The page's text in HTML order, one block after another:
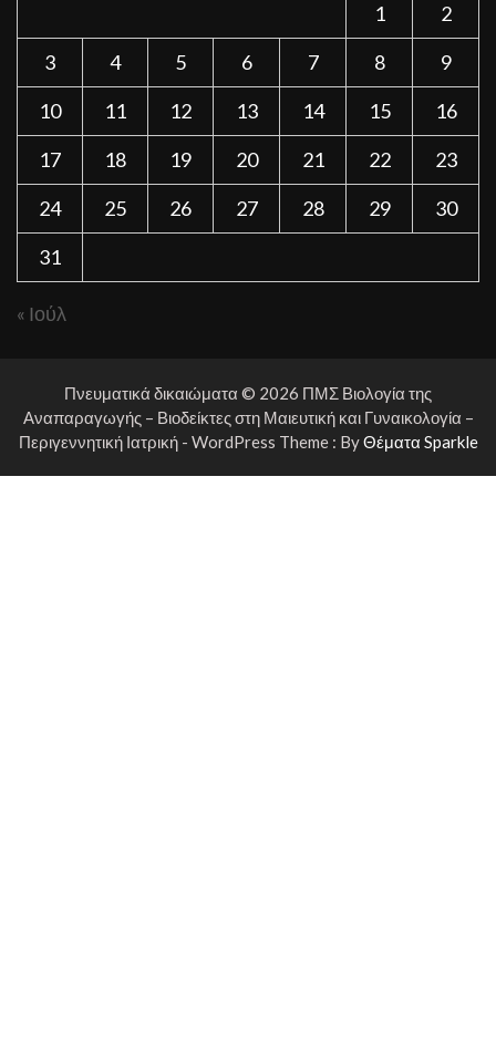
1
2
3
4 5 6 7 8
9
10
11 12 13 14 15
16
17
18 19 20 21 22
23
24
25 26 27 28 29
30
31
« Ιούλ
Πνευματικά δικαιώματα © 2026 ΠΜΣ Βιολογία της
Αναπαραγωγής – Βιοδείκτες στη Μαιευτική και Γυναικολογία –
Περιγεννητική Ιατρική - WordPress Theme : ByΘέματα Sparkle